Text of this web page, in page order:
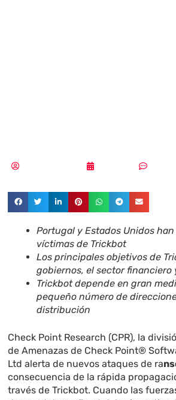
Portugal y Estados Unidos
víctimas de Trickbot
Los principales objetivos de
gobiernos, el sector financiero
Trickbot depende en gran
pequeño número de
distribución
Check Point Research (CPR), la
de Amenazas de Check Point®
Ltd alerta de nuevos ataques de ra
consecuencia de la rápida
través de Trickbot. Cuando las